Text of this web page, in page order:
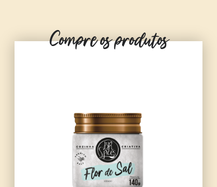
Compre os produtos